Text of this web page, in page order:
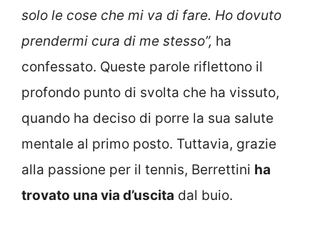
solo le cose che mi va di fare. Ho dovuto
prendermi cura di me stesso”, ha
confessato. Queste parole riflettono il
profondo punto di svolta che ha vissuto,
quando ha deciso di porre la sua salute
mentale al primo posto. Tuttavia, grazie
alla passione per il tennis, Berrettini ha
trovato una via d’uscita dal buio.